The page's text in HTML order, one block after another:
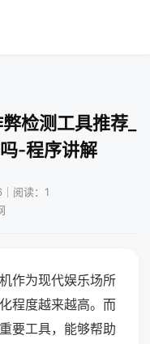
检测工具推荐_
-程序讲解
阅读：1
作为现代娱乐场所
程度越来越高。而
要工具，能够帮助